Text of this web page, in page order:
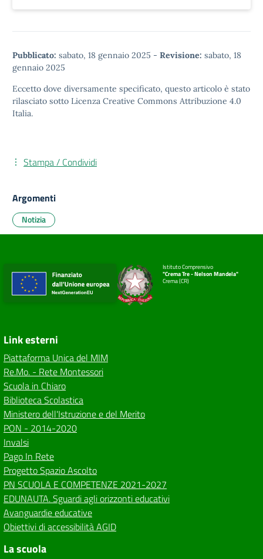
Pubblicato: sabato, 18 gennaio 2025 - Revisione: sabato, 18
gennaio 2025
Eccetto dove diversamente specificato, questo articolo è stato
rilasciato sotto Licenza Creative Commons Attribuzione 4.0
Italia.
Stampa / Condividi
Argomenti
Notizia
Istituto Comprensivo
"Crema Tre - Nelson Mandela"
Crema (CR)
Link esterni
Piattaforma Unica del MIM
Re.Mo. - Rete Montessori
Scuola in Chiaro
Biblioteca Scolastica
Ministero dell'Istruzione e del Merito
PON - 2014-2020
Invalsi
Pago In Rete
Progetto Spazio Ascolto
PN SCUOLA E COMPETENZE 2021-2027
EDUNAUTA. Sguardi agli orizzonti educativi
Avanguardie educative
Obiettivi di accessibilità AGID
La scuola